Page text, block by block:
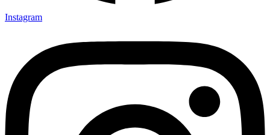
Instagram